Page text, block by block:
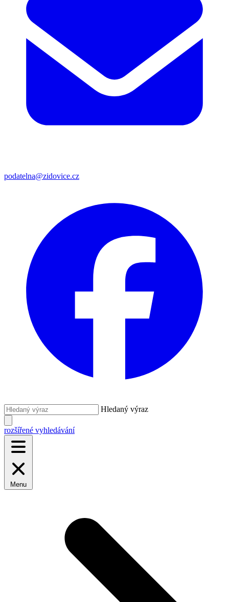
podatelna@zidovice.cz
Hledaný výraz
rozšířené vyhledávání
Menu